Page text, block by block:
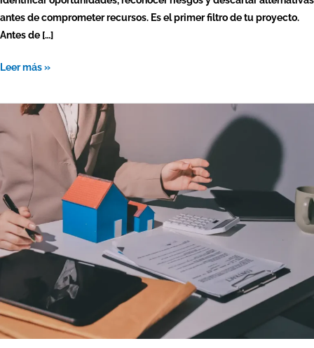
antes de comprometer recursos. Es el primer filtro de tu proyecto.
Antes de […]
Leer más »
Oferta
y
inmobiliaria:
cómo
entender
los
cambios
del